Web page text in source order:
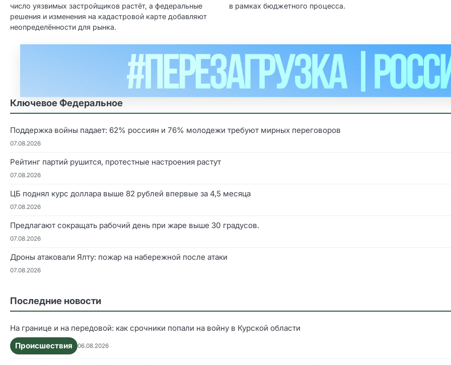
число уязвимых застройщиков растёт, а федеральные
решения и изменения на кадастровой карте добавляют
неопределённости для рынка.
в рамках бюджетного процесса.
Ключевое Федеральное
Поддержка войны падает: 62% россиян и 76% молодежи требуют мирных переговоров
07.08.2026
Рейтинг партий рушится, протестные настроения растут
07.08.2026
ЦБ поднял курс доллара выше 82 рублей впервые за 4,5 месяца
07.08.2026
Предлагают сокращать рабочий день при жаре выше 30 градусов.
07.08.2026
Дроны атаковали Ялту: пожар на набережной после атаки
07.08.2026
Последние новости
На границе и на передовой: как срочники попали на войну в Курской области
Происшествия
06.08.2026